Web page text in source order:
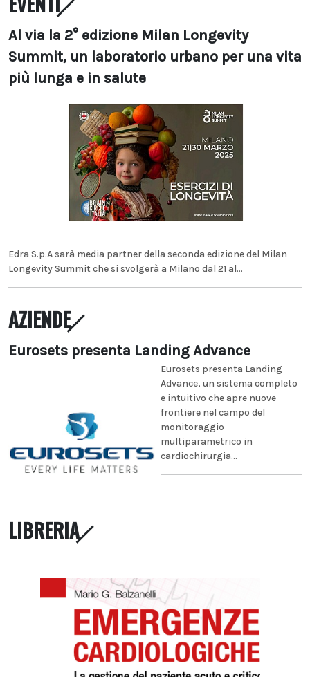
Al via la 2° edizione Milan Longevity
Summit, un laboratorio urbano per una vita
più lunga e in salute
Edra S.p.A sarà media partner della seconda edizione del Milan
Longevity Summit che si svolgerà a Milano dal 21 al...
AZIENDE
Eurosets presenta Landing Advance
Eurosets presenta Landing
Advance, un sistema completo
e intuitivo che apre nuove
frontiere nel campo del
monitoraggio
multiparametrico in
cardiochirurgia...
LIBRERIA